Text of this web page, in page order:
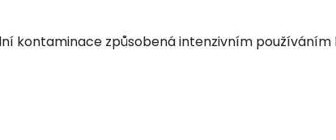
kontaminace způsobená intenzivním